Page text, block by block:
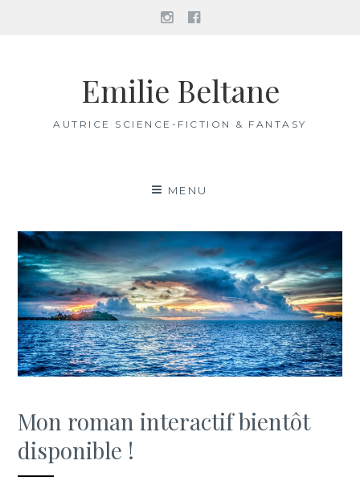
Instagram
Facebook
Emilie Beltane
AUTRICE SCIENCE-FICTION & FANTASY
MENU
Mon roman interactif bientôt
disponible !